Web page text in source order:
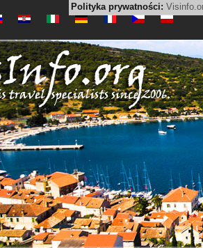
Polityka prywatności: